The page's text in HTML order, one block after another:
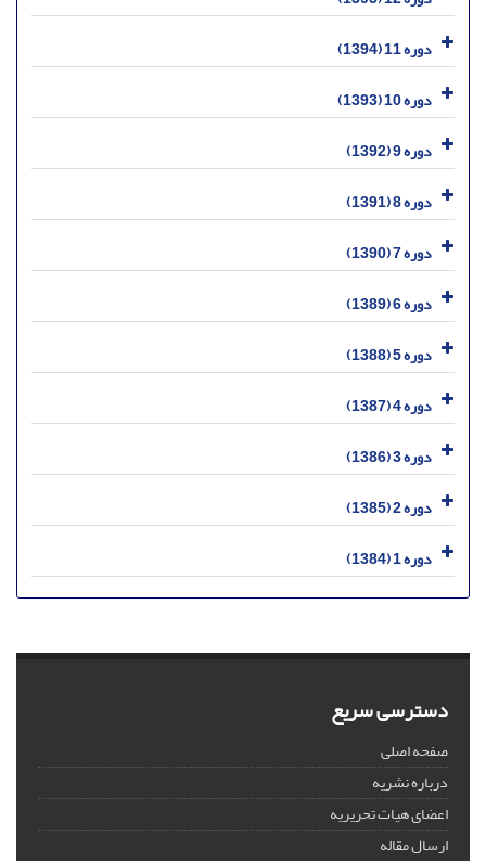
دوره 11 (1394)
دوره 10 (1393)
دوره 9 (1392)
دوره 8 (1391)
دوره 7 (1390)
دوره 6 (1389)
دوره 5 (1388)
دوره 4 (1387)
دوره 3 (1386)
دوره 2 (1385)
دوره 1 (1384)
دسترسی سریع
صفحه اصلی
درباره نشریه
اعضای هیات تحریریه
ارسال مقاله